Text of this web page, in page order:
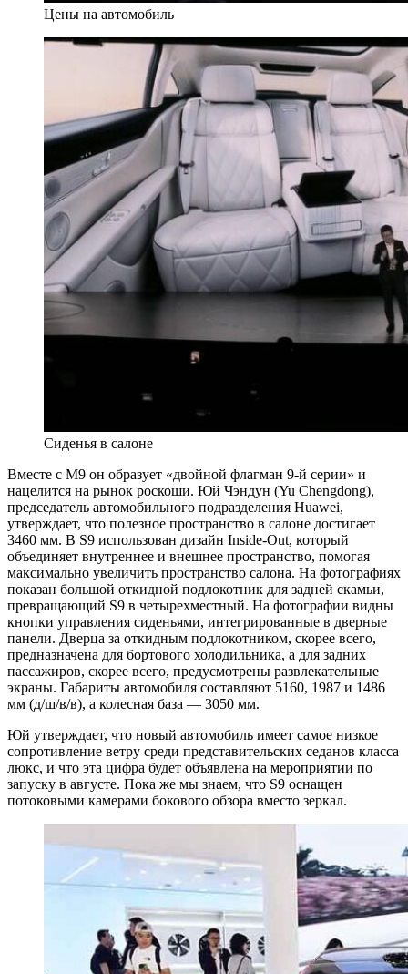
Цены на автомобиль
Сиденья в салоне
Вместе с M9 он образует «двойной флагман 9-й серии» и
нацелится на рынок роскоши. Юй Чэндун (Yu Chengdong),
председатель автомобильного подразделения Huawei,
утверждает, что полезное пространство в салоне достигает
3460 мм. В S9 использован дизайн Inside-Out, который
объединяет внутреннее и внешнее пространство, помогая
максимально увеличить пространство салона. На фотографиях
показан большой откидной подлокотник для задней скамьи,
превращающий S9 в четырехместный. На фотографии видны
кнопки управления сиденьями, интегрированные в дверные
панели. Дверца за откидным подлокотником, скорее всего,
предназначена для бортового холодильника, а для задних
пассажиров, скорее всего, предусмотрены развлекательные
экраны. Габариты автомобиля составляют 5160, 1987 и 1486
мм (д/ш/в/в), а колесная база — 3050 мм.
Юй утверждает, что новый автомобиль имеет самое низкое
сопротивление ветру среди представительских седанов класса
люкс, и что эта цифра будет объявлена на мероприятии по
запуску в августе. Пока же мы знаем, что S9 оснащен
потоковыми камерами бокового обзора вместо зеркал.